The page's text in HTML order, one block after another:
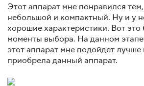
Этот аппарат мне понравился
небольшой и компактный. Ну и у
хорошие характеристики. Вот
моменты выбора. На данном
этот аппарат мне подойдет лучше
приобрела данный аппарат.